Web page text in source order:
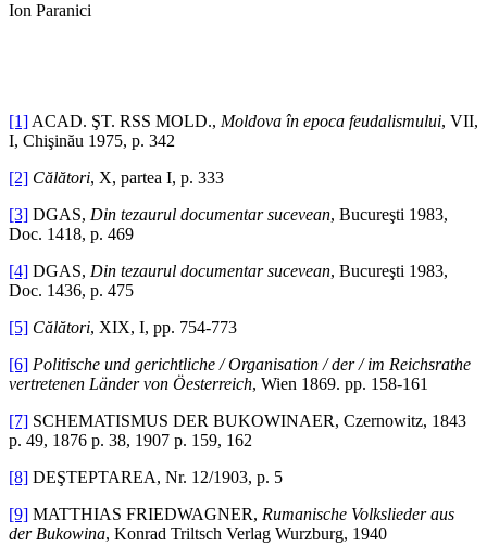
Ion Paranici
[1] ACAD. ŞT. RSS MOLD., Moldova în epoca feudalismului, VII,
I, Chişinău 1975, p. 342
[2] Călători, X, partea I, p. 333
[3] DGAS, Din tezaurul documentar sucevean, Bucureşti 1983,
Doc. 1418, p. 469
[4] DGAS, Din tezaurul documentar sucevean, Bucureşti 1983,
Doc. 1436, p. 475
[5] Călători, XIX, I, pp. 754-773
[6] Politische und gerichtliche / Organisation / der / im Reichsrathe
vertretenen Länder von Öesterreich, Wien 1869. pp. 158-161
[7] SCHEMATISMUS DER BUKOWINAER, Czernowitz, 1843
p. 49, 1876 p. 38, 1907 p. 159, 162
[8] DEŞTEPTAREA, Nr. 12/1903, p. 5
[9] MATTHIAS FRIEDWAGNER, Rumanische Volkslieder aus
der Bukowina, Konrad Triltsch Verlag Wurzburg, 1940